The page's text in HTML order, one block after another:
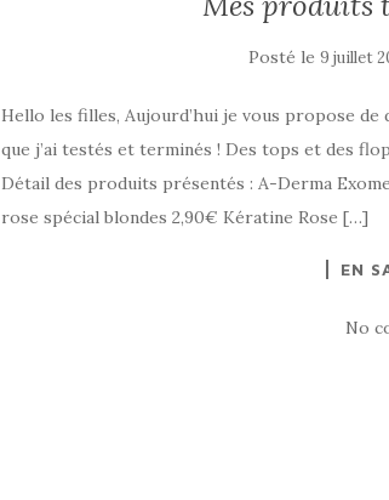
Posté le9 juillet
Hello les filles, Aujourd’hui je vous propose
que j’ai testés et terminés ! Des tops et des
Détail des produits présentés : A-Derma
rose spécial blondes 2,90€ Kératine Rose […]
EN
No